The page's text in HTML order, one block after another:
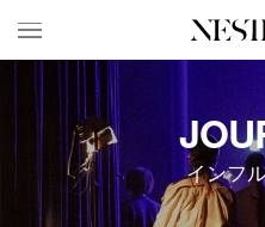
HOME
インフ